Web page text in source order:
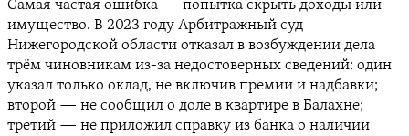
Самая частая ошибка — попытка скрыть доходы или
имущество. В 2023 году Арбитражный суд
Нижегородской области отказал в возбуждении дела
трём чиновникам из-за недостоверных сведений: один
указал только оклад, не включив премии и надбавки;
второй — не сообщил о доле в квартире в Балахне;
третий — не приложил справку из банка о наличии